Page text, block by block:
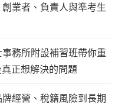
業者、負責人與準考生
務所附設補習班帶你重
正想解決的問題
經營、稅籍風險到長期